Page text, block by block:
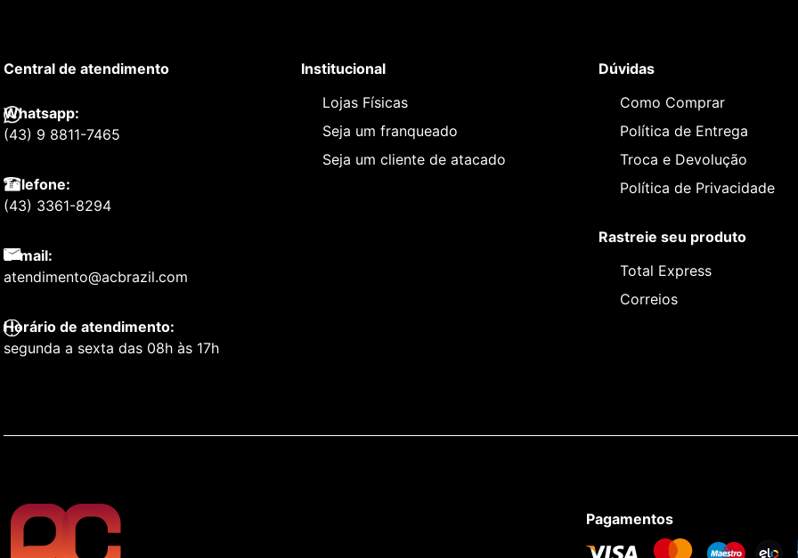
Central de atendimento
Whatsapp:
(43) 9 8811-7465
Telefone:
(43) 3361-8294
E-mail:
atendimento@acbrazil.com
Horário de atendimento:
segunda a sexta das 08h às 17h
Institucional
Lojas Físicas
Seja um franqueado
Seja um cliente de atacado
Dúvidas
Como Comprar
Política de Entrega
Troca e Devolução
Política de Privacidade
Rastreie seu produto
Total Express
Correios
Pagamentos